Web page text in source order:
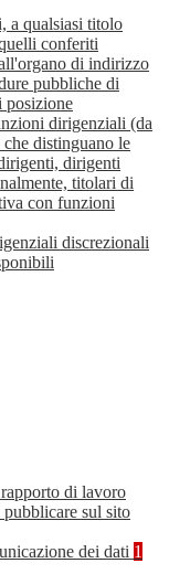
a qualsiasi titolo
conferiti
di indirizzo
pubbliche di
posizione
dirigenziali (da
distinguano le
dirigenti
titolari di
con funzioni
discrezionali
di lavoro
sul sito
dei dati 1